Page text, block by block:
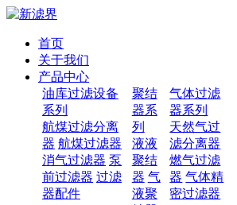
首页
关于我们
产品中心
油库过滤设备
系列
航煤过滤分离
器 航煤过滤器
消气过滤器 泵
前过滤器 过滤
器配件
聚结
器系
列
液液
聚结
器 气
液聚
气体过滤
器系列
天然气过
滤分离器
燃气过滤
器 气体精
密过滤器